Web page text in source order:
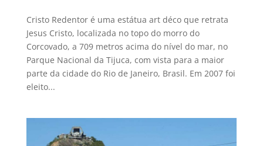
Cristo Redentor é uma estátua art déco que retrata
Jesus Cristo, localizada no topo do morro do
Corcovado, a 709 metros acima do nível do mar, no
Parque Nacional da Tijuca, com vista para a maior
parte da cidade do Rio de Janeiro, Brasil. Em 2007 foi
eleito...